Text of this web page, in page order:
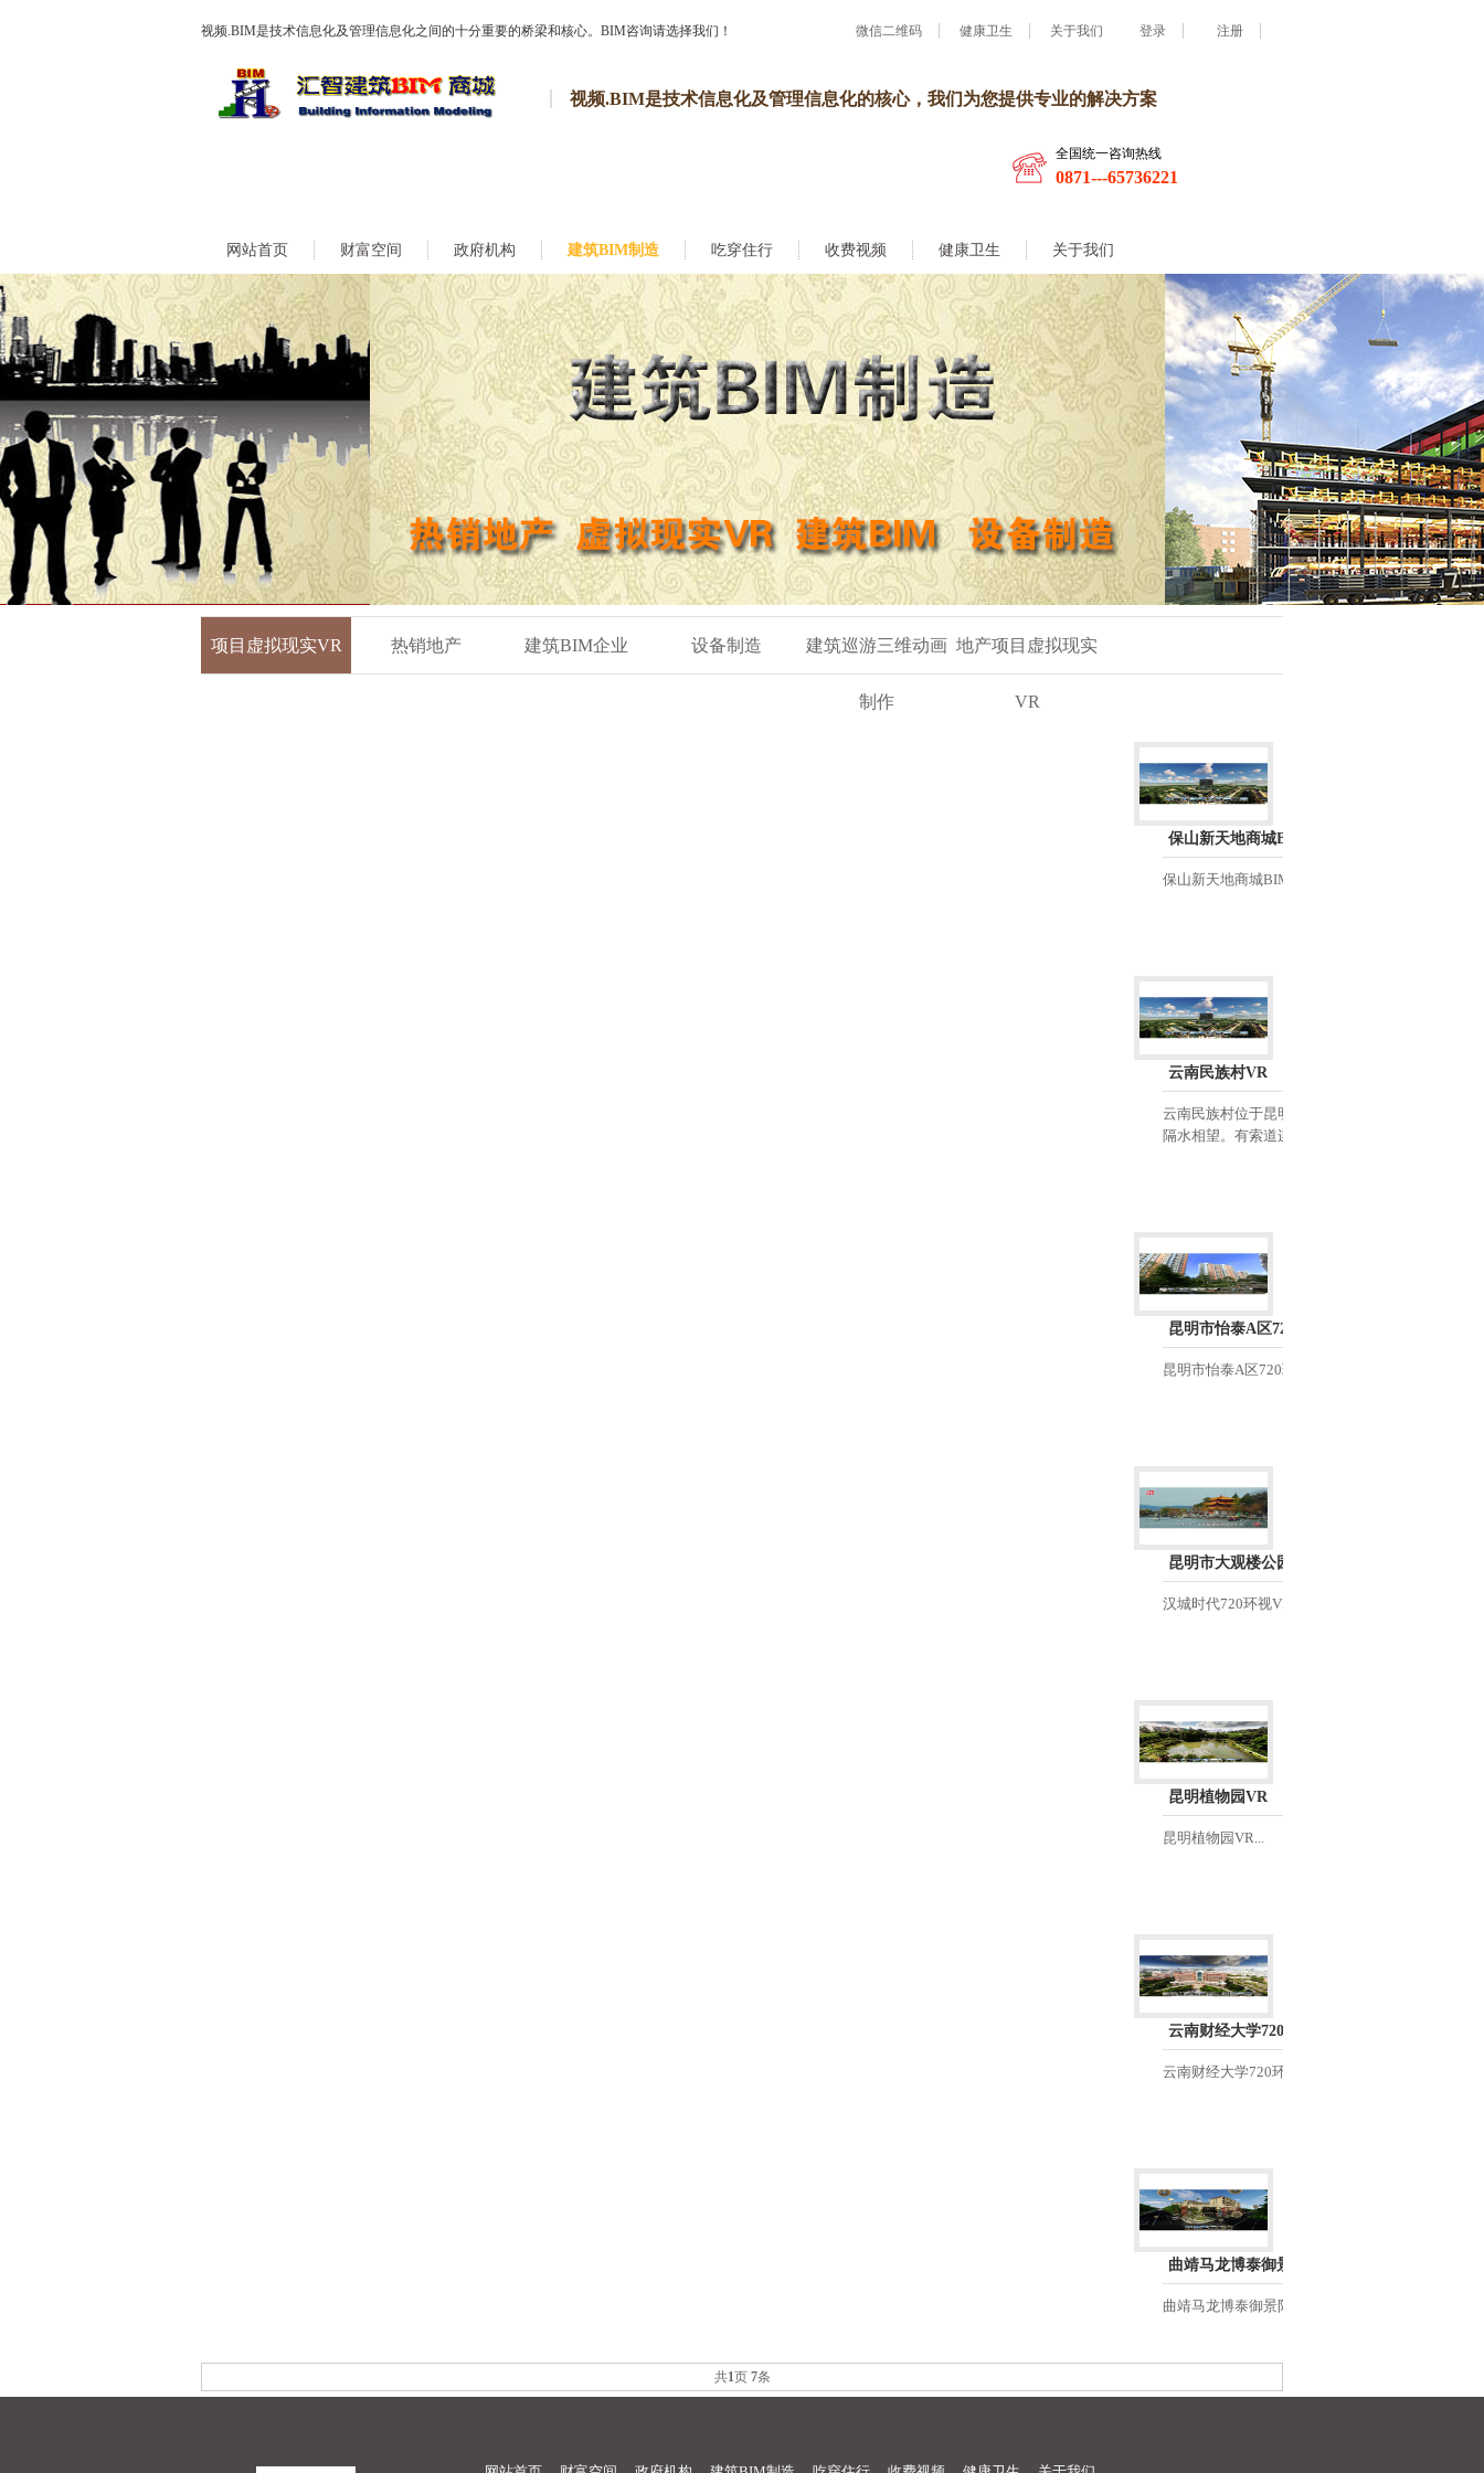
视频.BIM是技术信息化及管理信息化之间的十分重要的桥梁和核心。BIM咨询请选择我们！ 微信二维码 健康卫生 关于我们 登录 注册
视频.BIM是技术信息化及管理信息化的核心，我们为您提供专业的解决方案
全国统一咨询热线
0871---65736221
网站首页 财富空间 政府机构 建筑BIM制造 吃穿住行 收费视频 健康卫生 关于我们
项目虚拟现实VR 热销地产 建筑BIM企业 设备制造 建筑巡游三维动画
制作
地产项目虚拟现实
VR
保山新天地商城BIMVR
保山新天地商城BIMVR...
云南民族村VR
云南民族村位于昆明滇池国家旅游度假区内，地
隔水相望。有索道连接西山龙门，距市区1......
昆明市怡泰A区720环视VR
昆明市怡泰A区720环视VR...
昆明市大观楼公园
汉城时代720环视VR...
昆明植物园VR
昆明植物园VR...
云南财经大学720环视VR
云南财经大学720环视VR...
曲靖马龙博泰御景阳光BIMVR
曲靖马龙博泰御景阳光BIMVR...
共1页 7条